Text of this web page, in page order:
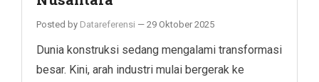
Posted by Datareferensi — 29 Oktober 2025
Dunia konstruksi sedang mengalami transformasi
besar. Kini, arah industri mulai bergerak ke